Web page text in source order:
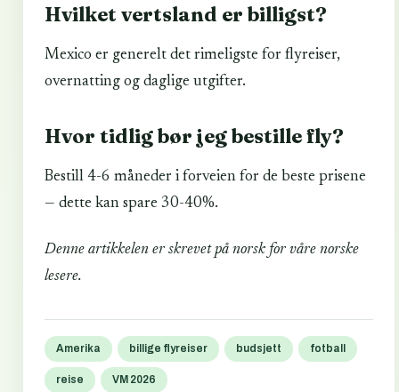
Hvilket vertsland er billigst?
Mexico er generelt det rimeligste for flyreiser,
overnatting og daglige utgifter.
Hvor tidlig bør jeg bestille fly?
Bestill 4-6 måneder i forveien for de beste prisene
— dette kan spare 30-40%.
Denne artikkelen er skrevet på norsk for våre norske
lesere.
Amerika billige flyreiser budsjett fotball
reise VM 2026